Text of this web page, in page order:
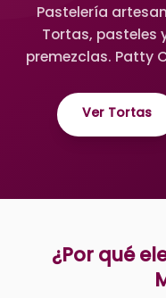
Pastelería
Tortas, pasteles
premezclas. Patty
Ver Tortas
¿Por qué